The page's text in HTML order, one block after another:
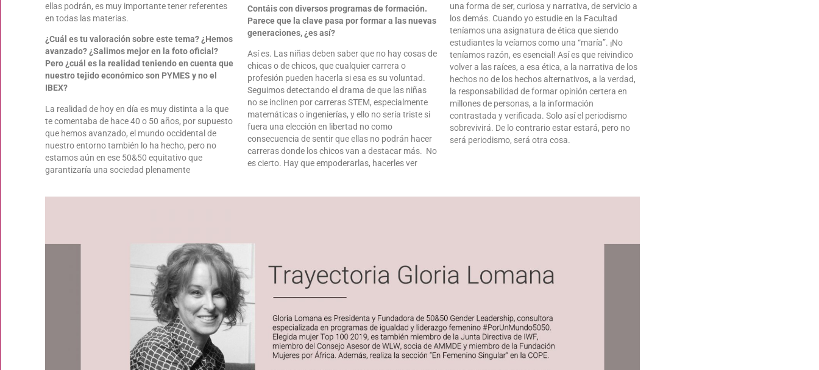
ellas podrán, es muy importante tener referentes
en todas las materias.
¿Cuál es tu valoración sobre este tema? ¿Hemos
avanzado? ¿Salimos mejor en la foto oficial?
Pero ¿cuál es la realidad teniendo en cuenta que
nuestro tejido económico son PYMES y no el
IBEX?
La realidad de hoy en día es muy distinta a la que
te comentaba de hace 40 o 50 años, por supuesto
que hemos avanzado, el mundo occidental de
nuestro entorno también lo ha hecho, pero no
estamos aún en ese 50&50 equitativo que
garantizaría una sociedad plenamente
Contáis con diversos programas de formación.
Parece que la clave pasa por formar a las nuevas
generaciones, ¿es así?
Así es. Las niñas deben saber que no hay cosas de
chicas o de chicos, que cualquier carrera o
profesión pueden hacerla si esa es su voluntad.
Seguimos detectando el drama de que las niñas
no se inclinen por carreras STEM, especialmente
matemáticas o ingenierías, y ello no sería triste si
fuera una elección en libertad no como
consecuencia de sentir que ellas no podrán hacer
carreras donde los chicos van a destacar más. No
es cierto. Hay que empoderarlas, hacerles ver
una forma de ser, curiosa y narrativa, de servicio a
los demás. Cuando yo estudie en la Facultad
teníamos una asignatura de ética que siendo
estudiantes la veíamos como una “maría”. ¡No
teníamos razón, es esencial! Así es que reivindico
volver a las raíces, a esa ética, a la narrativa de los
hechos no de los hechos alternativos, a la verdad,
la responsabilidad de formar opinión certera en
millones de personas, a la información
contrastada y verificada. Solo así el periodismo
sobrevivirá. De lo contrario estar estará, pero no
será periodismo, será otra cosa.